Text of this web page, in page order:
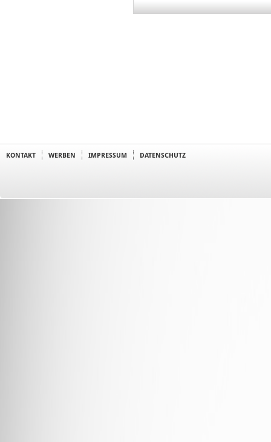
KONTAKT WERBEN IMPRESSUM DATENSCHUTZ